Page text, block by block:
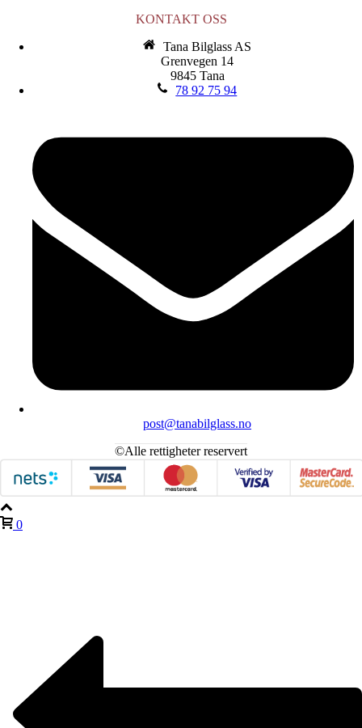
KONTAKT OSS
Tana Bilglass AS
Grenvegen 14
9845 Tana
78 92 75 94
post@tanabilglass.no
©Alle rettigheter reservert
0